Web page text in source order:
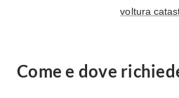
Camere Matrimoniali
Camere Classiche
voltura
Come e dove